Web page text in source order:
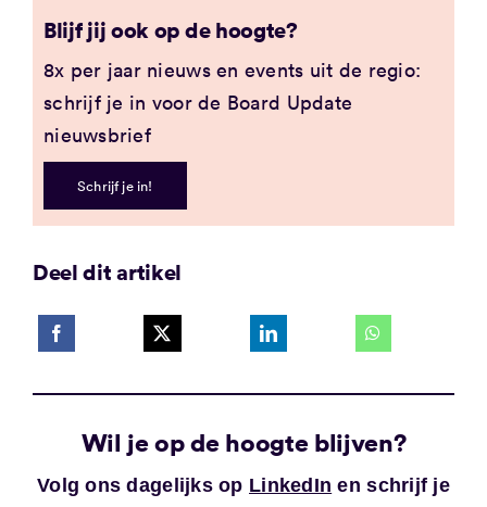
Blijf jij ook op de hoogte?
8x per jaar nieuws en events uit de regio:
schrijf je in voor de Board Update
nieuwsbrief
Schrijf je in!
Deel dit artikel
Wil je op de hoogte blijven?
Volg ons dagelijks op LinkedIn en schrijf je